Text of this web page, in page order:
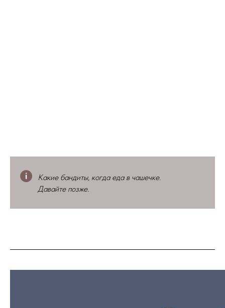
Какие бандиты, когда еда в чашечке.
Давайте позже.